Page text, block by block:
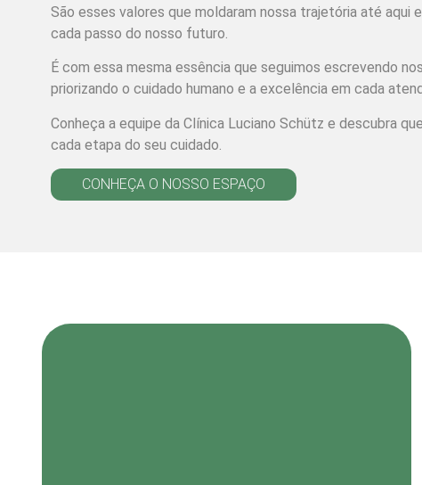
São esses valores que moldaram nossa trajetória até aqui
cada passo do nosso futuro.
É com essa mesma essência que seguimos escrevendo
priorizando o cuidado humano e a excelência em cada
Conheça a equipe da Clínica Luciano Schütz e descubra
cada etapa do seu cuidado.
CONHEÇA O NOSSO ESPAÇO